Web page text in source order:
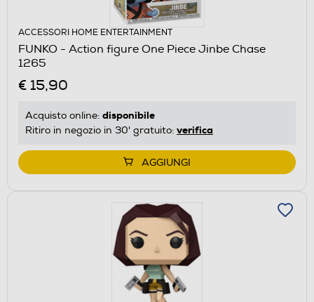
ACCESSORI HOME ENTERTAINMENT
FUNKO - Action figure One Piece Jinbe Chase
1265
€ 15,90
Acquisto online: disponibile
Ritiro in negozio in 30' gratuito: verifica
AGGIUNGI